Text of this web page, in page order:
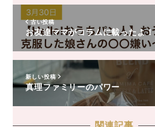
追
古い投稿
お友達ママがコラムに載ったよ！
新しい投稿
真理ファミリーのパワー